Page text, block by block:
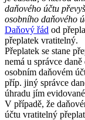
daňového účtu
osobního daňového
Daňový řád od
přeplatek vratitelný.
Přeplatek se stane
nemá u správce
osobním daňovém
příp. jiný správce
úhradu jím
V případě, že
účtu vratitelný